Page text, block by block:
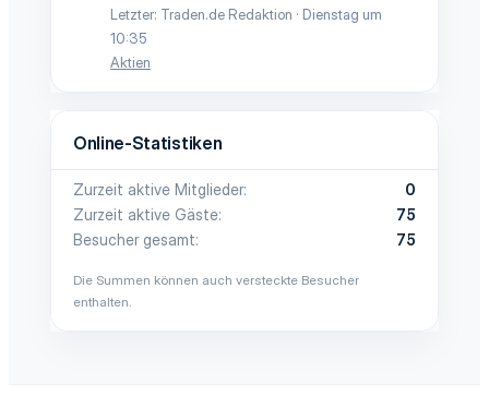
Letzter: Traden.de Redaktion
Dienstag um
10:35
Aktien
Online-Statistiken
Zurzeit aktive Mitglieder
0
Zurzeit aktive Gäste
75
Besucher gesamt
75
Die Summen können auch versteckte Besucher
enthalten.